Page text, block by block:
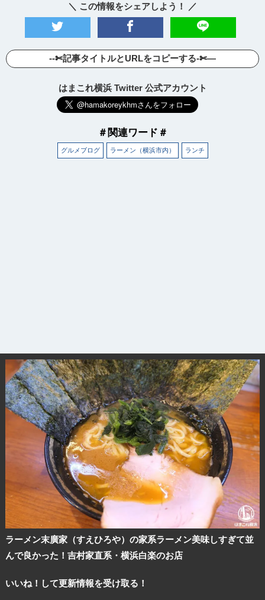
＼ この情報をシェアしよう！ ／
--✄記事タイトルとURLをコピーする-✄—
はまこれ横浜 Twitter 公式アカウント
＃関連ワード＃
グルメブログ ラーメン（横浜市内） ランチ
ラーメン末廣家（すえひろや）の家系ラーメン美味しすぎて並
んで良かった！吉村家直系・横浜白楽のお店
いいね！して更新情報を受け取る！